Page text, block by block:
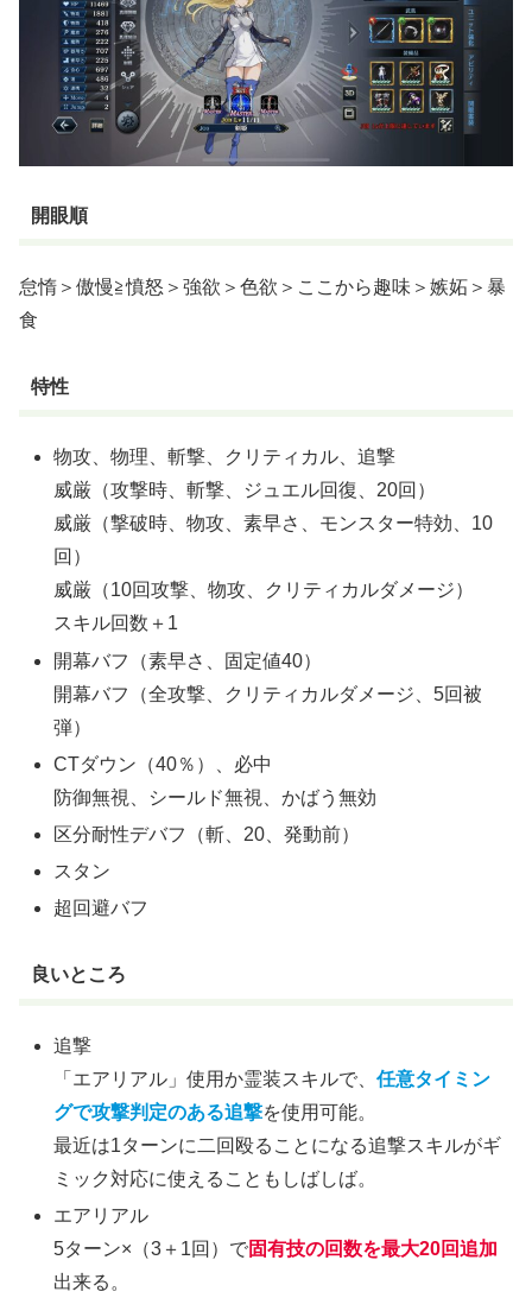
開眼順
怠惰＞傲慢≧憤怒＞強欲＞色欲＞ここから趣味＞嫉妬＞暴
食
特性
物攻、物理、斬撃、クリティカル、追撃
威厳（攻撃時、斬撃、ジュエル回復、20回）
威厳（撃破時、物攻、素早さ、モンスター特効、10
回）
威厳（10回攻撃、物攻、クリティカルダメージ）
スキル回数＋1
開幕バフ（素早さ、固定値40）
開幕バフ（全攻撃、クリティカルダメージ、5回被
弾）
CTダウン（40％）、必中
防御無視、シールド無視、かばう無効
区分耐性デバフ（斬、20、発動前）
スタン
超回避バフ
良いところ
追撃
「エアリアル」使用か霊装スキルで、任意タイミン
グで攻撃判定のある追撃を使用可能。
最近は1ターンに二回殴ることになる追撃スキルがギ
ミック対応に使えることもしばしば。
エアリアル
5ターン×（3＋1回）で固有技の回数を最大20回追加
出来る。